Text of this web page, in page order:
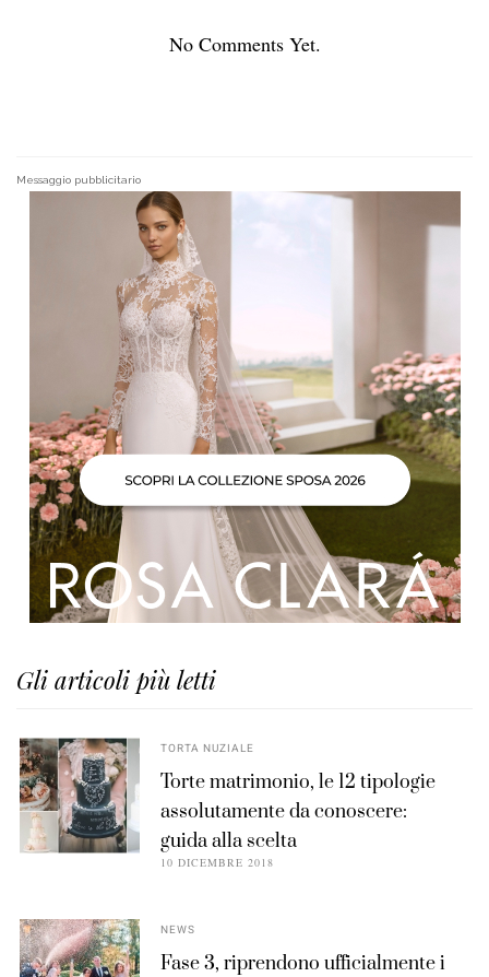
No Comments Yet.
Messaggio pubblicitario
Gli articoli più letti
TORTA NUZIALE
Torte matrimonio, le 12 tipologie
assolutamente da conoscere:
guida alla scelta
10 DICEMBRE 2018
NEWS
Fase 3, riprendono ufficialmente i